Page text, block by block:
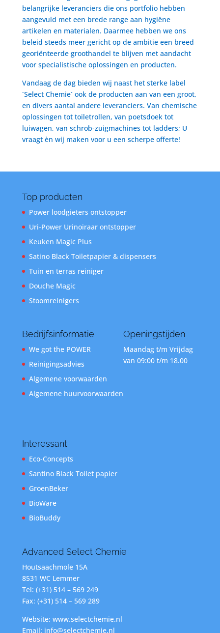
belangrijke leveranciers die ons portfolio hebben
aangevuld met een brede range aan hygiëne
artikelen en materialen. Daarmee hebben we ons
beleid steeds meer gericht op de ambitie een breed
georiënteerde groothandel te blijven met aandacht
voor specialistische oplossingen en producten.
Vandaag de dag bieden wij naast het sterke label
´Select Chemie´ ook de producten aan van een groot,
en divers aantal andere leveranciers. Van chemische
oplossingen tot toiletrollen, van poetsdoek tot
luiwagen, van schrob-zuigmachines tot ladders; U
vraagt èn wij maken voor u een scherpe offerte!
Top producten
Power loodgieters ontstopper
Uri-Power Urinoiraar ontstopper
Keuken Magic Plus
Satino Black Toiletpapier & dispensers
Tuin en terras reiniger
Douche Magic
Stoomreinigers
Bedrijfsinformatie
We got the POWER
Reinigingsadvies
Algemene voorwaarden
Algemene huurvoorwaarden
Openingstijden
Maandag t/m Vrijdag
van 09:00 t/m 18.00
Interessant
Eco-Concepts
Santino Black Toilet papier
GroenBeker
BioWare
BioBuddy
Advanced Select Chemie
Houtsaachmole 15A
8531 WC Lemmer
Tel: (+31) 514 – 569 249
Fax: (+31) 514 – 569 289
Website: www.selectchemie.nl
Email: info@selectchemie.nl